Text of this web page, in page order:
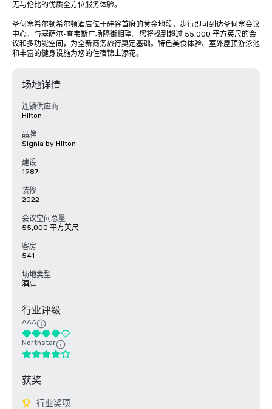
无与伦比的优质全方位服务体验。
圣何塞希尔顿希尔顿酒店位于硅谷首府的黄金地段，步行即可到达圣何塞会议
中心，与塞萨尔·查韦斯广场隔街相望。您将找到超过 55,000 平方英尺的会
议和多功能空间，为全新商务旅行奠定基础。特色美食体验、室外屋顶游泳池
和丰富的健身设施为您的住宿锦上添花。
场地详情
连锁供应商
Hilton
品牌
Signia by Hilton
建设
1987
装修
2022
会议空间总量
55,000 平方英尺
客房
541
场地类型
酒店
行业评级
AAA
Northstar
获奖
行业奖项